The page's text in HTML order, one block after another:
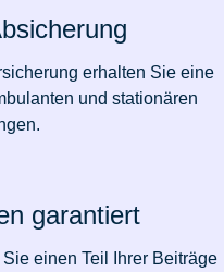
erhalten Sie eine
und stationären
garantiert
einen Teil Ihrer Beiträge